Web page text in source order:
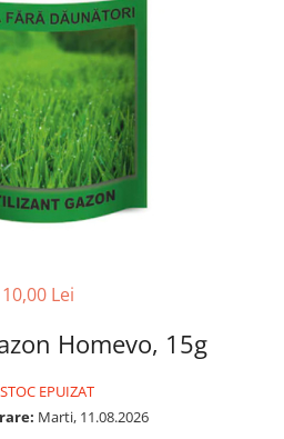
10,00 Lei
Homevo, 15g
STOC EPUIZAT
Marti, 11.08.2026